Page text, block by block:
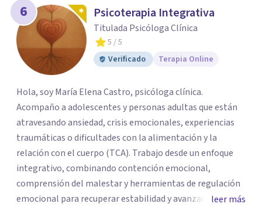
6 Psicoterapia Integrativa
Titulada Psicóloga Clínica
5 / 5
Verificado
Terapia Online
Hola, soy María Elena Castro, psicóloga clínica.
Acompaño a adolescentes y personas adultas que están
atravesando ansiedad, crisis emocionales, experiencias
traumáticas o dificultades con la alimentación y la
relación con el cuerpo (TCA). Trabajo desde un enfoque
integrativo, combinando contención emocional,
comprensión del malestar y herramientas de regulación
emocional para recuperar estabilidad y avanzar conleer más